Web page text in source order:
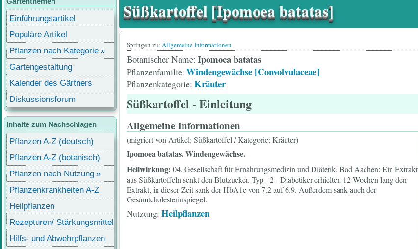
Süßkartoffel [Ipomoea batatas]
Springen zu: Allgemeine Informationen
Botanischer Name Ipomoea batatas
Pflanzenfamilie Windengewächse [Convolvulaceae]
Pflanzenkategorie Kräuter
Süßkartoffel - Einleitung
Allgemeine Informationen
(migriert von Artikel: Süßkartoffel / Kategorie: Kräuter)
Ipomoea batatas.Windengewächse.
Heilwirkung: 04. Gesellschaft für Ernährungsmedizin und Diätetik, Bad Aachen: Ein Extrakt
aus Süßkartoffeln senkt den Blutzucker. Typ - 2 - Diabetiker erhielten 12 Wochen lang den
Extrakt, in dieser Zeit sank der HbA1c von 7.2 auf 6.9. Außerdem sank auch der
Gesamtcholesterinspiegel.
Nutzung Heilpflanzen
Einführungsartikel
Populäre Artikel
Pflanzen nach Kategorie
Gartengestaltung
Kalender des Gärtners
Diskussionsforum
Inhalte zum Nachschlagen
Pflanzen A-Z (deutsch)
Pflanzen A-Z (botanisch)
Pflanzen nach Nutzung
Pflanzenkrankheiten A-Z
Heilpflanzen
Rezepturen/ Stärkungsmittel
Hilfs- und Abwehrpflanzen